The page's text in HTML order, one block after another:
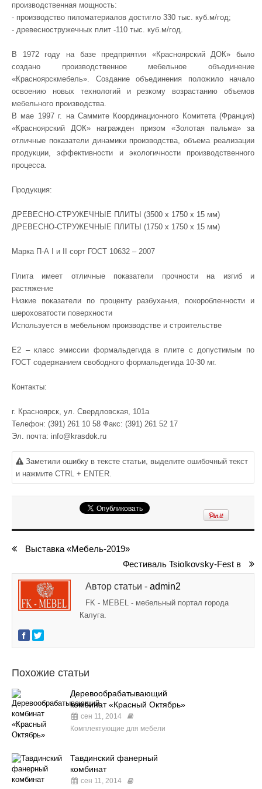
производственная мощность:
- производство пиломатериалов достигло 330 тыс. куб.м/год;
- древесностружечных плит -110 тыс. куб.м/год.
В 1972 году на базе предприятия «Красноярский ДОК» было
создано производственное мебельное объединение
«Красноярскмебель». Создание объединения положило начало
освоению новых технологий и резкому возрастанию объемов
мебельного производства.
В мае 1997 г. на Саммите Координационного Комитета (Франция)
«Красноярский ДОК» награжден призом «Золотая пальма» за
отличные показатели динамики производства, объема реализации
продукции, эффективности и экологичности производственного
процесса.
Продукция:
ДРЕВЕСНО-СТРУЖЕЧНЫЕ ПЛИТЫ (3500 х 1750 х 15 мм)
ДРЕВЕСНО-СТРУЖЕЧНЫЕ ПЛИТЫ (1750 х 1750 х 15 мм)
Марка П-А I и II сорт ГОСТ 10632 – 2007
Плита имеет отличные показатели прочности на изгиб и
растяжение
Низкие показатели по проценту разбухания, покоробленности и
шероховатости поверхности
Используется в мебельном производстве и строительстве
Е2 – класс эмиссии формальдегида в плите с допустимым по
ГОСТ содержанием свободного формальдегида 10-30 мг.
Контакты:
г. Красноярск, ул. Свердловская, 101а
Телефон: (391) 261 10 58 Факс: (391) 261 52 17
Эл. почта: info@krasdok.ru
Заметили ошибку в тексте статьи, выделите ошибочный текст
и нажмите CTRL + ENTER.
Выставка «Мебель-2019»
Фестиваль Tsiolkovsky-Fest в
Автор статьи - admin2
FK - MEBEL - мебельный портал города
Калуга.
Похожие статьи
Деревообрабатывающий
комбинат «Красный Октябрь»
сен 11, 2014
Комплектующие для мебели
Тавдинский фанерный
комбинат
сен 11, 2014